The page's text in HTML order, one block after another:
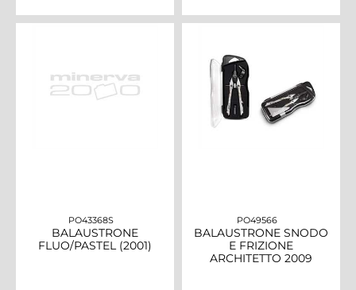
PO43368S
BALAUSTRONE
FLUO/PASTEL (2001)
PO49566
BALAUSTRONE SNODO
E FRIZIONE
ARCHITETTO 2009